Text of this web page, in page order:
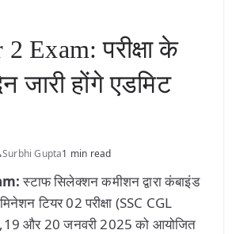
Exam: परीक्षा के
जारी होंगे एडमिट
Surbhi Gupta1 min read
स्टाफ सिलेक्शन कमीशन द्वारा कंबाइंड
टियर 02 परीक्षा (SSC CGL
और 20 जनवरी 2025 को आयोजित